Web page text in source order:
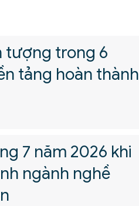
tượng trong 6
tảng hoàn thành
7 năm 2026 khi
ngành nghề